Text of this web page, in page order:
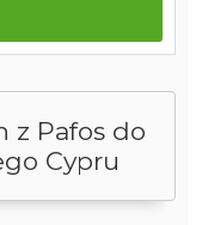
z Pafos do
Cypru